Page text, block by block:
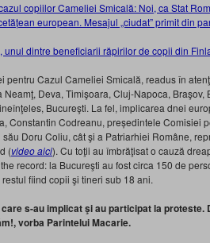
copiilor Cameliei Smicală: Noi, ca Stat
european. Mesajul „ciudat” primit din
unul dintre beneficiarii răpirilor de copii din
pentru Cazul Cameliei Smicală, readus în
Deva, Timişoara, Cluj-Napoca, Braşov,
Bucureşti. La fel, implicarea dnei
Constantin Codreanu, președintele Comisiei
Doru Coliu, cât şi a Patriarhiei Române,
(video aici). Cu toţii au îmbrăţisat o cauză
record: la Bucureşti au fost circa 150 de
restul fiind copii şi tineri sub 18 ani.
s-au implicat şi au participat la proteste.
vorba Parintelui Macarie.